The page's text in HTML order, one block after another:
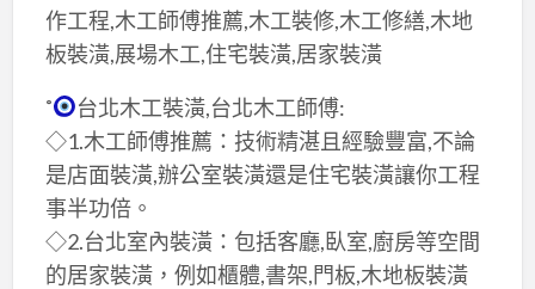
作工程,木工師傅推薦,木工裝修,木工修繕,木地
板裝潢,展場木工,住宅裝潢,居家裝潢
˚
台北木工裝潢,台北木工師傅:
◇1.木工師傅推薦：技術精湛且經驗豐富,不論
是店面裝潢,辦公室裝潢還是住宅裝潢讓你工程
事半功倍。
◇2.台北室內裝潢：包括客廳,臥室,廚房等空間
的居家裝潢，例如櫃體,書架,門板,木地板裝潢